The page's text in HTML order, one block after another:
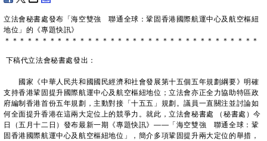
立法會秘書處發布「海空雙強 聯通全球：鞏固香港國際航運中心及航空樞紐
地位」的《專題快訊》
＊ ＊ ＊ ＊ ＊ ＊ ＊ ＊ ＊ ＊ ＊ ＊ ＊ ＊ ＊ ＊ ＊ ＊ ＊ ＊ ＊ ＊ ＊ ＊ ＊ ＊ ＊ ＊ ＊ ＊ ＊ ＊ ＊ ＊
下稿代立法會秘書處發出：
國家《中華人民共和國國民經濟和社會發展第十五個五年規劃綱要》明確
支持香港鞏固提升國際航運中心及航空樞紐地位；立法會亦正全力協助特區政
府編制香港首份五年規劃，主動對接「十五五」規劃。議員一直關注並討論如
何全面提升香港在這兩大定位上的競爭力。就此，立法會秘書處 （秘書處）今
日（五月十二日）發布最新一期《專題快訊》——「海空雙強 聯通全球：鞏
固香港國際航運中心及航空樞紐地位」，簡介多項鞏固提升兩大定位的舉措，